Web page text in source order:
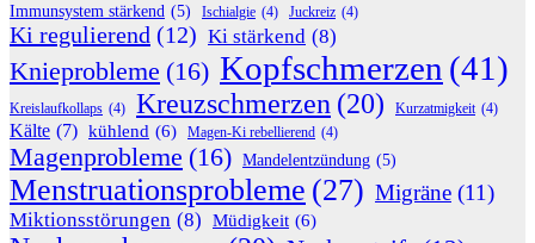
Immunsystem stärkend (5) Ischialgie (4) Juckreiz (4)
Ki regulierend (12) Ki stärkend (8)
Knieprobleme (16) Kopfschmerzen (41)
Kreislaufkollaps (4) Kreuzschmerzen (20) Kurzatmigkeit (4)
Kälte (7) kühlend (6) Magen-Ki rebellierend (4)
Magenprobleme (16) Mandelentzündung (5)
Menstruationsprobleme (27) Migräne (11)
Miktionsstörungen (8) Müdigkeit (6)